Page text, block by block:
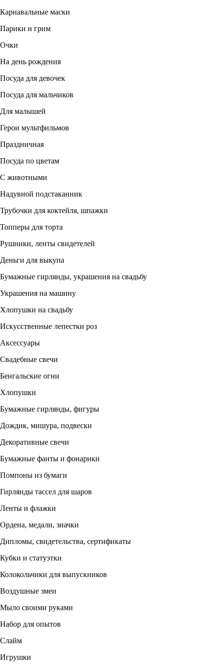
Карнавальные маски
Парики и грим
Очки
На день рождения
Посуда для девочек
Посуда для мальчиков
Для малышей
Герои мультфильмов
Праздничная
Посуда по цветам
С животными
Надувной подстаканник
Трубочки для коктейля, шпажки
Топперы для торта
Рушники, ленты свидетелей
Деньги для выкупа
Бумажные гирлянды, украшения на свадьбу
Украшения на машину
Хлопушки на свадьбу
Искусственные лепестки роз
Аксессуары
Свадебные свечи
Бенгальские огни
Хлопушки
Бумажные гирлянды, фигуры
Дождик, мишура, подвески
Декоративные свечи
Бумажные фанты и фонарики
Помпоны из бумаги
Гирлянды тассел для шаров
Ленты и флажки
Ордена, медали, значки
Дипломы, свидетельства, сертификаты
Кубки и статуэтки
Колокольчики для выпускников
Воздушные змеи
Мыло своими руками
Набор для опытов
Слайм
Игрушки